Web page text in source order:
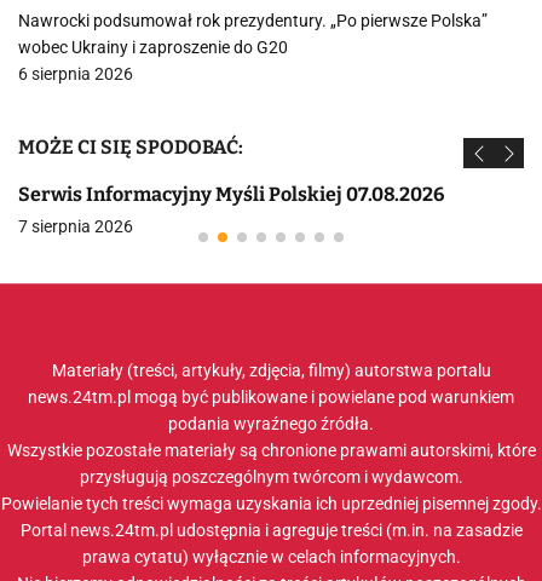
Nawrocki podsumował rok prezydentury. „Po pierwsze Polska”
wobec Ukrainy i zaproszenie do G20
6 sierpnia 2026
MOŻE CI SIĘ SPODOBAĆ:
Serwis Informacyjny Myśli Polskiej 07.08.2026
7 sierpnia 2026
Materiały (treści, artykuły, zdjęcia, filmy) autorstwa portalu
news.24tm.pl mogą być publikowane i powielane pod warunkiem
podania wyraźnego źródła.
Wszystkie pozostałe materiały są chronione prawami autorskimi, które
przysługują poszczególnym twórcom i wydawcom.
Powielanie tych treści wymaga uzyskania ich uprzedniej pisemnej zgody.
Portal news.24tm.pl udostępnia i agreguje treści (m.in. na zasadzie
prawa cytatu) wyłącznie w celach informacyjnych.